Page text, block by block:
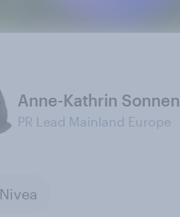
Anne-Kathrin
PR Lead Mainland Europe
Nivea